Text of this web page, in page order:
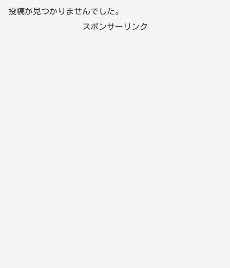
投稿が見つかりませんでした。
スポンサーリンク